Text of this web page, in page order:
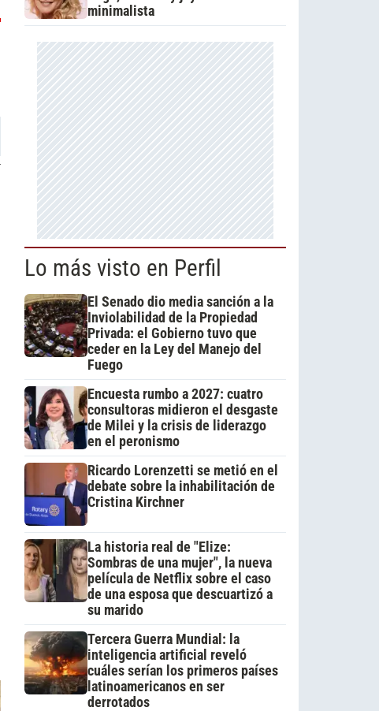
minimalista
Lo más visto en Perfil
El Senado dio media sanción a la
Inviolabilidad de la Propiedad
Privada: el Gobierno tuvo que
ceder en la Ley del Manejo del
Fuego
Encuesta rumbo a 2027: cuatro
consultoras midieron el desgaste
de Milei y la crisis de liderazgo
en el peronismo
Ricardo Lorenzetti se metió en el
debate sobre la inhabilitación de
Cristina Kirchner
La historia real de "Elize:
Sombras de una mujer", la nueva
película de Netflix sobre el caso
de una esposa que descuartizó a
su marido
Tercera Guerra Mundial: la
inteligencia artificial reveló
cuáles serían los primeros países
latinoamericanos en ser
derrotados